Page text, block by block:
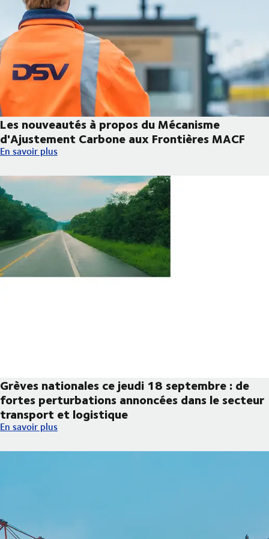
Les nouveautés à propos du Mécanisme
d'Ajustement Carbone aux Frontières MACF
Les nouveautés à propos du Mécanisme d'Ajustement Carbone
En savoir plus
Grèves nationales ce jeudi 18 septembre : de
fortes perturbations annoncées dans le secteur
transport et logistique
Grèves nationales ce jeudi 18 septembre : de fortes
En savoir plus